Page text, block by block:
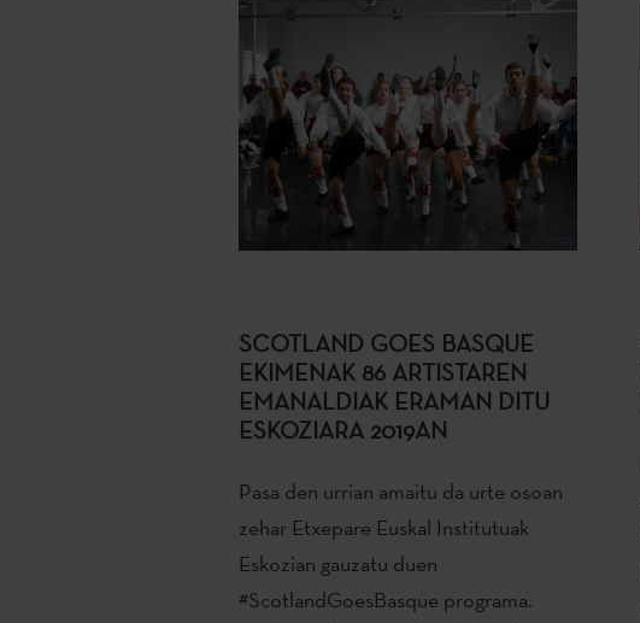
SCOTLAND GOES BASQUE
EKIMENAK 86 ARTISTAREN
EMANALDIAK ERAMAN DITU
ESKOZIARA 2019AN
Pasa den urrian amaitu da urte osoan
zehar Etxepare Euskal Institutuak
Eskozian gauzatu duen
#ScotlandGoesBasque programa.